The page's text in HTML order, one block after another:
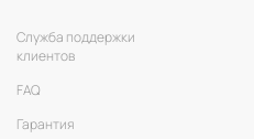
Служба поддержки
клиентов
FAQ
Гарантия